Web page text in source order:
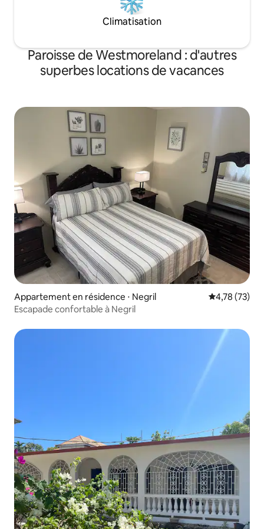
Climatisation
Paroisse de Westmoreland : d'autres
superbes locations de vacances
Appartement en résidence ⋅ Negril Évaluation
4,78 (73)
Escapade confortable à Negril